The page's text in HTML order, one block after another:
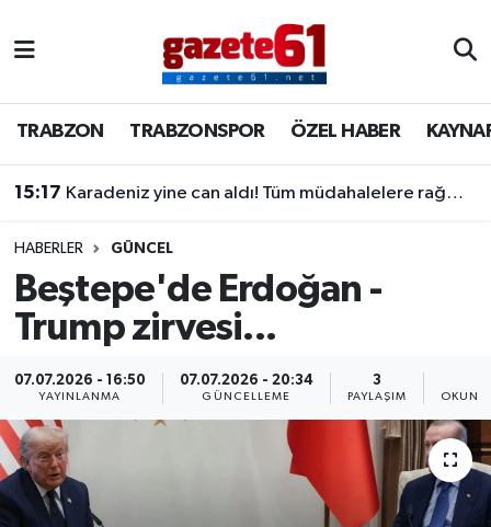
TRABZON TRABZONSPOR ÖZEL HABER
15:17 Karadeniz yine can aldı! Tüm müdahalelere rağmen kurtarılamadı
HABERLER GÜNCEL
Beştepe'de Erdoğan -
Trump zirvesi...
07.07.2026 - 16:50
YAYINLANMA
07.07.2026 - 20:34
GÜNCELLEME
3
PAYLAŞIM
TRABZONSPOR
ÖZEL HABER
KAYNAR KAZAN
SİYASET
Trabzon Nöbetçi Eczaneler
Trabzon Hava Durumu
Trabzon Namaz Vakitleri
Trabzon Trafik Yoğunluk Haritası
Süper Lig Puan Durumu ve Fikstür
Son Dakika Haberleri
Haber Arşivi